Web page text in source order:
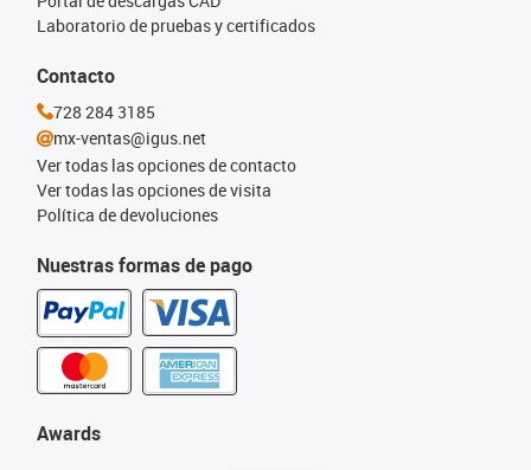
Nuestras formas de pago
Laboratorio de pruebas y certificados
Awards
Contacto
728 284 3185
mx-ventas@igus.net
Ver todas las opciones de contacto
Ver todas las opciones de visita
Política de devoluciones